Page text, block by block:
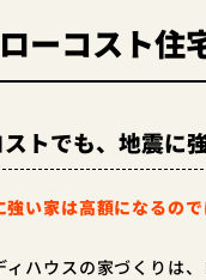
ーコスト住
トでも、地震に
強い家は高額になるの
ィハウスの家づくりは